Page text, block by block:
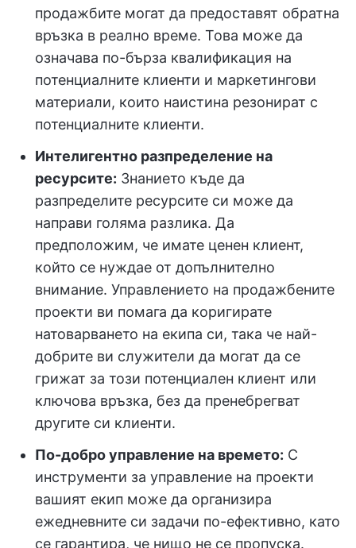
продажбите могат да предоставят обратна
връзка в реално време. Това може да
означава по-бърза квалификация на
потенциалните клиенти и маркетингови
материали, които наистина резонират с
потенциалните клиенти.
Интелигентно разпределение на
ресурсите: Знанието къде да
разпределите ресурсите си може да
направи голяма разлика. Да
предположим, че имате ценен клиент,
който се нуждае от допълнително
внимание. Управлението на продажбените
проекти ви помага да коригирате
натоварването на екипа си, така че най-
добрите ви служители да могат да се
грижат за този потенциален клиент или
ключова връзка, без да пренебрегват
другите си клиенти.
По-добро управление на времето: С
инструменти за управление на проекти
вашият екип може да организира
ежедневните си задачи по-ефективно, като
се гарантира, че нищо не се пропуска.